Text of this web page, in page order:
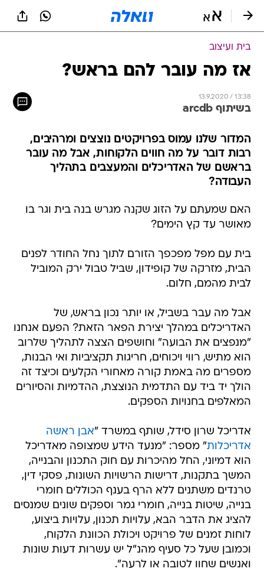
בית ועיצוב
אז מה עובר להם בראש?
13.9.2020 / 13:38
בשיתוף arcdb
המדור שלנו עמוס בפרויקטים נוצצים ומרהיבים,
רבות דובר על מה חווים הלקוחות, אבל מה עובר
בראשם של האדריכלים והמעצבים בתהליך
העבודה?
האם שמעתם על הזוג שקנה מגרש בנה בית וגר בו
מאושר עד קץ הימים?
בית עם מפל מפכפך הזורם לתוך נחל החודר לפנים
הבית, מזרקה של קופידון, שביל טבול ירק המוביל
לבית מהמם, חלום.
אבל מה עבר בשביל, או יותר נכון בראש, של
האדריכלים במהלך יצירת הפאר הזאת? הפעם אנחנו
"מנפצים את הבועה" וחושפים הצצה לתהליך שלרוב
הוא מתיש, רווי ויכוחים, חריגות תקציביות ואי הבנות,
מספרים מה באמת קורה מאחורי הקלעים וכיצד זה
הולך יד ביד עם התדמית הנוצצת, ההדמיות והסיורים
המאלפים בחנויות הספקים.
אדריכל שרון סידל, שותף במשרד "אבן ראשה
אדריכלות" מספר: "מנעד הידע שמצופה מאדריכל
הוא דמיוני, החל מהיכרות עם חוק התכנון והבנייה,
המשך בתקנות, דרישות הרשויות השונות, פסקי דין,
טרנדים משתנים ללא הרף בענף הכוללים חומרי
בנייה, שיטות בנייה, חומרי גמר וספקים שונים שמנסים
להציג את הדבר הבא, עלויות תכנון, עלויות ביצוע,
לוחות זמנים של פרויקט ויכולת הכוונת הלקוח,
וכמובן שעל כל סעיף מהנ"ל יש עשרות דעות שונות
ואנשים שחוו לטובה או לרעה".